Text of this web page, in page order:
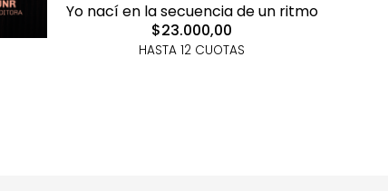
Yo nací en la secuencia de un ritmo
$23.000,00
HASTA 12 CUOTAS